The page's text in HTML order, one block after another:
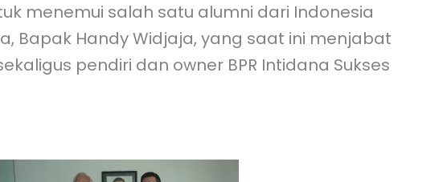
menemui salah satu alumni dari Indonesia
Bapak Handy Widjaja, yang saat ini menjabat
pendiri dan owner BPR Intidana Sukses